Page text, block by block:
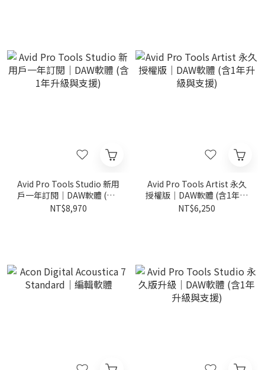
Avid Pro Tools Studio 新用
戶一年訂閱｜DAW軟體 (含1
年升級與支援)
NT$8,970
Avid Pro Tools Artist 永久
授權版｜DAW軟體 (含1年升
級與支援)
NT$6,250